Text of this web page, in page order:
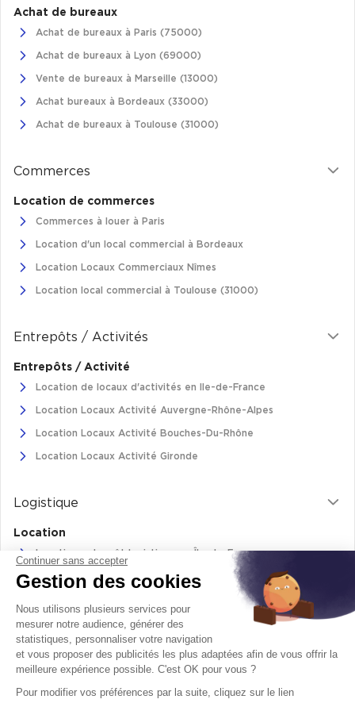
Achat de bureaux
Achat de bureaux à Paris (75000)
Achat de bureaux à Lyon (69000)
Vente de bureaux à Marseille (13000)
Achat bureaux à Bordeaux (33000)
Achat de bureaux à Toulouse (31000)
Commerces
Location de commerces
Commerces à louer à Paris
Location d'un local commercial à Bordeaux
Location Locaux Commerciaux Nîmes
Location local commercial à Toulouse (31000)
Entrepôts / Activités
Entrepôts / Activité
Location de locaux d'activités en Ile-de-France
Location Locaux Activité Auvergne-Rhône-Alpes
Location Locaux Activité Bouches-Du-Rhône
Location Locaux Activité Gironde
Logistique
Location
Location entrepôt logistique en Île-de-France
Location entrepôt logistique Pas-de-Calais
Location de bâtiments logistiques en Auvergne-Rhône-Alpes
Location Logistique Bouches-Du-Rhône
Continuer sans accepter
Gestion des cookies
Nous utilisons plusieurs services pour
mesurer notre audience, générer des
statistiques, personnaliser votre navigation
et vous proposer des publicités les plus adaptées afin de vous offrir la
meilleure expérience possible. C'est OK pour vous ?
Pour modifier vos préférences par la suite, cliquez sur le lien